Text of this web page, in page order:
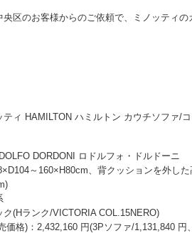
区のお客様からのご依頼で、ミノッティの
ティ HAMILTON ハミルトン カウチソファ/コ
DORDONI ロドルフォ・ドルドーニ
～160×H80cm、背クッションを外し
(Hランク/VICTORIA COL.15NERO)
価格)：2,432,160 円(3Pソファ/1,131,840 円